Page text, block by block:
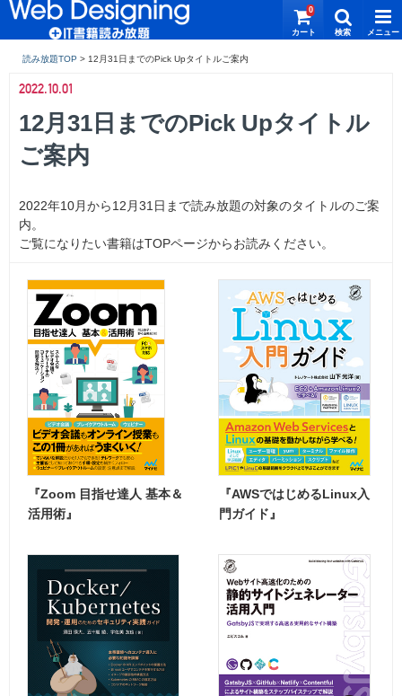
読み放題TOP >
0
2022.10.01
12月31日までのPick Upタイトル
ご案内
2022年10月から12月31日まで読み放題の対象のタイトルのご案
内。
ご覧になりたい書籍はTOPページからお読みください。
『Zoom 目指せ達人 基本＆
活用術』
『AWSではじめるLinux入
門ガイド』